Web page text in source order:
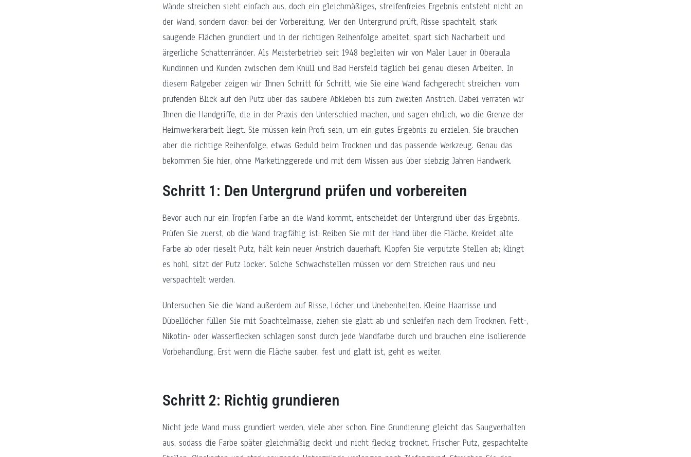
Wände streichen sieht einfach aus, doch ein gleichmäßiges, streifenfreies Ergebnis entsteht nicht an
der Wand, sondern davor: bei der Vorbereitung. Wer den Untergrund prüft, Risse spachtelt, stark
saugende Flächen grundiert und in der richtigen Reihenfolge arbeitet, spart sich Nacharbeit und
ärgerliche Schattenränder. Als Meisterbetrieb seit 1948 begleiten wir von Maler Lauer in Oberaula
Kundinnen und Kunden zwischen dem Knüll und Bad Hersfeld täglich bei genau diesen Arbeiten. In
diesem Ratgeber zeigen wir Ihnen Schritt für Schritt, wie Sie eine Wand fachgerecht streichen: vom
prüfenden Blick auf den Putz über das saubere Abkleben bis zum zweiten Anstrich. Dabei verraten wir
Ihnen die Handgriffe, die in der Praxis den Unterschied machen, und sagen ehrlich, wo die Grenze der
Heimwerkerarbeit liegt. Sie müssen kein Profi sein, um ein gutes Ergebnis zu erzielen. Sie brauchen
aber die richtige Reihenfolge, etwas Geduld beim Trocknen und das passende Werkzeug. Genau das
bekommen Sie hier, ohne Marketinggerede und mit dem Wissen aus über siebzig Jahren Handwerk.
Schritt 1: Den Untergrund prüfen und vorbereiten
Bevor auch nur ein Tropfen Farbe an die Wand kommt, entscheidet der Untergrund über das Ergebnis.
Prüfen Sie zuerst, ob die Wand tragfähig ist: Reiben Sie mit der Hand über die Fläche. Kreidet alte
Farbe ab oder rieselt Putz, hält kein neuer Anstrich dauerhaft. Klopfen Sie verputzte Stellen ab; klingt
es hohl, sitzt der Putz locker. Solche Schwachstellen müssen vor dem Streichen raus und neu
verspachtelt werden.
Untersuchen Sie die Wand außerdem auf Risse, Löcher und Unebenheiten. Kleine Haarrisse und
Dübellöcher füllen Sie mit Spachtelmasse, ziehen sie glatt ab und schleifen nach dem Trocknen. Fett-,
Nikotin- oder Wasserflecken schlagen sonst durch jede Wandfarbe durch und brauchen eine isolierende
Vorbehandlung. Erst wenn die Fläche sauber, fest und glatt ist, geht es weiter.
Schritt 2: Richtig grundieren
Nicht jede Wand muss grundiert werden, viele aber schon. Eine Grundierung gleicht das Saugverhalten
aus, sodass die Farbe später gleichmäßig deckt und nicht fleckig trocknet. Frischer Putz, gespachtelte